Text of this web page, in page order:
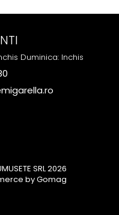
Duminica: Inchis
SRL 2026
by Gomag